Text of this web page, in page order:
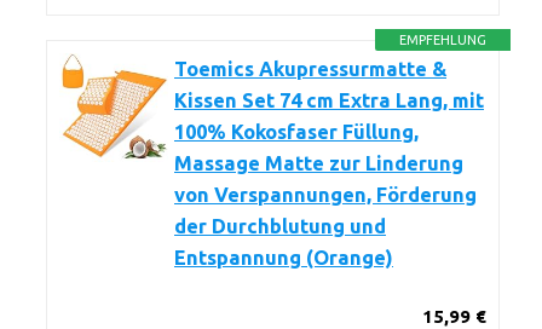
EMPFEHLUNG
Toemics Akupressurmatte &
Kissen Set 74 cm Extra Lang, mit
100% Kokosfaser Füllung,
Massage Matte zur Linderung
von Verspannungen, Förderung
der Durchblutung und
Entspannung (Orange)
15,99 €